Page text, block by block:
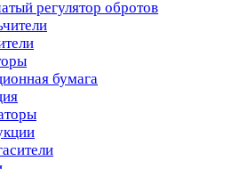
регулятор обротов
бумага